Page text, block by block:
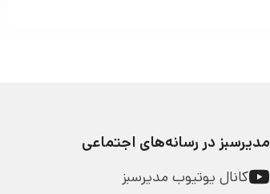
مدیرسبز در رسانه‌های اجتماعی
کانال یوتیوب مدیرسبز